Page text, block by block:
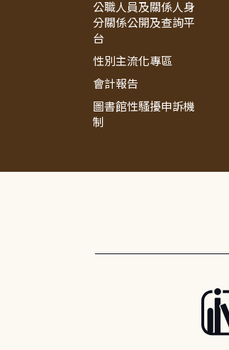
公職人員及關係人身
分關係公開及查詢平
台
性別主流化專區
會計報告
圖書館性騷擾申訴機
制